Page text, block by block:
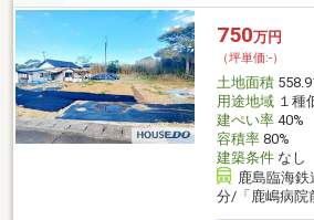
750万円
（坪単価:-）
土地面積
用途地域１種
建ぺい率40%
容積率80%
建築条件なし
鹿島臨海鉄
分/「鹿嶋病院